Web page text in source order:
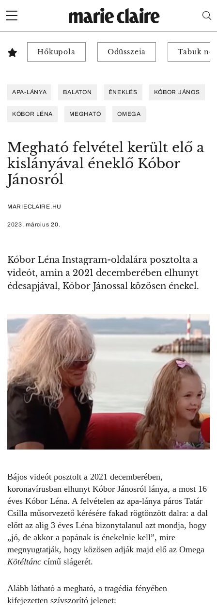
Hőkupola Odüsszeia Tabuk
APA-LÁNYA BALATON ÉNEKLÉS KÓBOR JÁNOS
KÓBOR LÉNA MEGHATÓ OMEGA
Megható felvétel került elő a
kislányával éneklő Kóbor
Jánosról
MARIECLAIRE.HU
2023. március 20.
Kóbor Léna Instagram-oldalára posztolta a
videót, amin a 2021 decemberében elhunyt
édesapjával, Kóbor Jánossal közösen énekel.
Bájos videót posztolt a 2021 decemberében,
koronavírusban elhunyt Kóbor Jánosról lánya, a most 16
éves Kóbor Léna. A felvételen az apa-lánya páros Tatár
Csilla műsorvezető kérésére fakad rögtönzött dalra: a dal
előtt az alig 3 éves Léna bizonytalanul azt mondja, hogy
„jó, de akkor a papának is énekelnie kell”, mire
megnyugtatják, hogy közösen adják majd elő az Omega
Kötéltánc című slágerét.
Alább látható a megható, a tragédia fényében
kifejezetten szívszorító jelenet: